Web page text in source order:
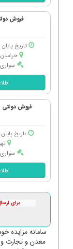
فروش
تاریخ پایان
فروش
تاریخ پایان
برای
سامانه مزایده
معدن و تجارت و